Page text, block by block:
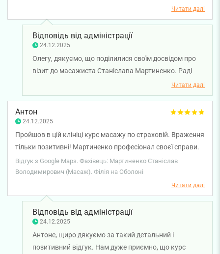
Читати далі
Відповідь від адміністрації
24.12.2025
Олегу, дякуємо, що поділилися своїм досвідом про
візит до масажиста Станіслава Мартиненко. Раді
чути, що ви залишилися задоволені якістю масажу
та рівнем обслуговування нашої клініки. Бажаємо
Читати далі
Антон
24.12.2025
Пройшов в цій клініці курс масажу по страховій. Враження
тільки позитивні! Мартиненко професіонал своєї справи.
Враховує побажання пацієнта, реально робить масаж, а
не гладе по спинці. Рекомендую! Чудова клініка, чудовий
Відгук з Google Maps. Фахівець: Мартиненко Станіслав
Володимирович (Масаж). Філія на Оболоні
Читати далі
Відповідь від адміністрації
24.12.2025
Антоне, щиро дякуємо за такий детальний і
позитивний відгук. Нам дуже приємно, що курс